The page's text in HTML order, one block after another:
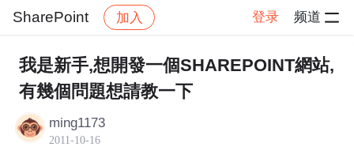
SharePoint 加入 登录 频道
社区 SharePoint 帖子详情
我是新手,想開發一個SHAREPOINT網站,
有幾個問題想請教一下
ming1173
2011-10-16